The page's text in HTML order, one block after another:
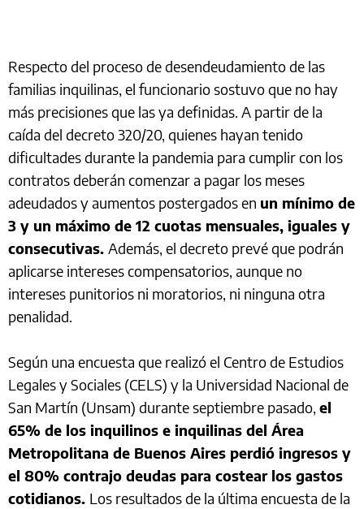
Respecto del proceso de desendeudamiento de las
familias inquilinas, el funcionario sostuvo que no hay
más precisiones que las ya definidas. A partir de la
caída del decreto 320/20, quienes hayan tenido
dificultades durante la pandemia para cumplir con los
contratos deberán comenzar a pagar los meses
adeudados y aumentos postergados en un mínimo de
3 y un máximo de 12 cuotas mensuales, iguales y
consecutivas. Además, el decreto prevé que podrán
aplicarse intereses compensatorios, aunque no
intereses punitorios ni moratorios, ni ninguna otra
penalidad.
Según una encuesta que realizó el Centro de Estudios
Legales y Sociales (CELS) y la Universidad Nacional de
San Martín (Unsam) durante septiembre pasado, el
65% de los inquilinos e inquilinas del Área
Metropolitana de Buenos Aires perdió ingresos y
el 80% contrajo deudas para costear los gastos
cotidianos. Los resultados de la última encuesta de la